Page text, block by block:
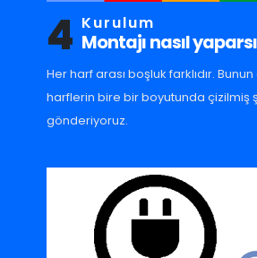
4 Kurulum
Montajı nasıl
Her harf arası boşluk farklıdır.
harflerin bire bir boyutunda çizilmiş
gönderiyoruz.